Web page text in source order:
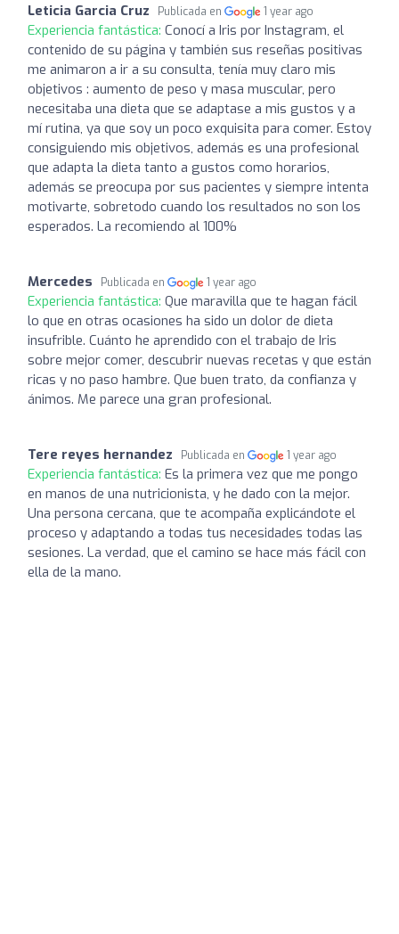
Leticia Garcia Cruz Publicada en 1 year ago
Experiencia fantástica: Conocí a Iris por Instagram, el
contenido de su página y también sus reseñas positivas
me animaron a ir a su consulta, tenía muy claro mis
objetivos : aumento de peso y masa muscular, pero
necesitaba una dieta que se adaptase a mis gustos y a
mí rutina, ya que soy un poco exquisita para comer. Estoy
consiguiendo mis objetivos, además es una profesional
que adapta la dieta tanto a gustos como horarios,
además se preocupa por sus pacientes y siempre intenta
motivarte, sobretodo cuando los resultados no son los
esperados. La recomiendo al 100%
Mercedes Publicada en 1 year ago
Experiencia fantástica: Que maravilla que te hagan fácil
lo que en otras ocasiones ha sido un dolor de dieta
insufrible. Cuánto he aprendido con el trabajo de Iris
sobre mejor comer, descubrir nuevas recetas y que están
ricas y no paso hambre. Que buen trato, da confianza y
ánimos. Me parece una gran profesional.
Tere reyes hernandez Publicada en 1 year ago
Experiencia fantástica: Es la primera vez que me pongo
en manos de una nutricionista, y he dado con la mejor.
Una persona cercana, que te acompaña explicándote el
proceso y adaptando a todas tus necesidades todas las
sesiones. La verdad, que el camino se hace más fácil con
ella de la mano.